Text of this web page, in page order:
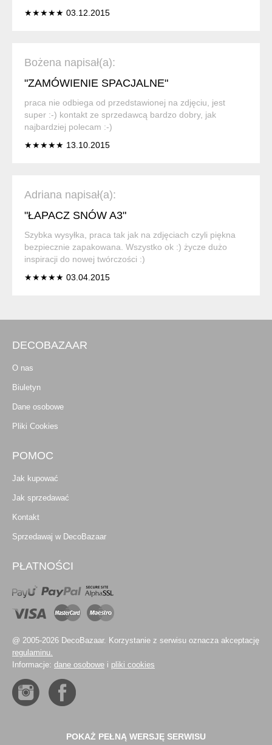
★★★★★ 03.12.2015
Bożena napisał(a):
"ZAMÓWIENIE SPACJALNE"
praca nie odbiega od przedstawionej na zdjęciu, jest
super :-) kontakt ze sprzedawcą bardzo dobry, jak
najbardziej polecam :-)
★★★★★ 13.10.2015
Adriana napisał(a):
"ŁAPACZ SNÓW A3"
Szybka wysyłka, praca tak jak na zdjęciach czyli piękna
bezpiecznie zapakowana. Wszystko ok :) życze dużo
inspiracji do nowej twórczości :)
★★★★★ 03.04.2015
DECOBAZAAR
O nas
Biuletyn
Dane osobowe
Pliki Cookies
POMOC
Jak kupować
Jak sprzedawać
Kontakt
Sprzedawaj w DecoBazaar
PŁATNOŚCI
@ 2005-2026 DecoBazaar. Korzystanie z serwisu oznacza akceptację
regulaminu.
Informacje: dane osobowe i pliki cookies
POKAŻ PEŁNĄ WERSJĘ SERWISU